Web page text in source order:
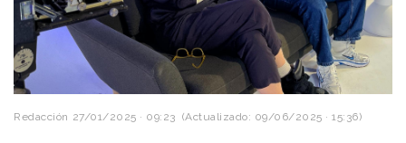
Redacción 27/01/2025 · 09:23 (Actualizado: 09/06/2025 · 15:36)